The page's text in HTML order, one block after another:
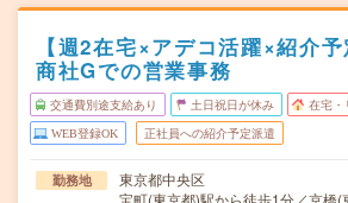
【週2在宅×アデコ活躍×紹介
商社Gでの営業事務
交通費別途支給あり 土日祝日が休み 在宅・
WEB登録OK 正社員への紹介予定派遣
勤務地
東京都中央区
宝町(東京都)駅から徒歩1分／京橋(